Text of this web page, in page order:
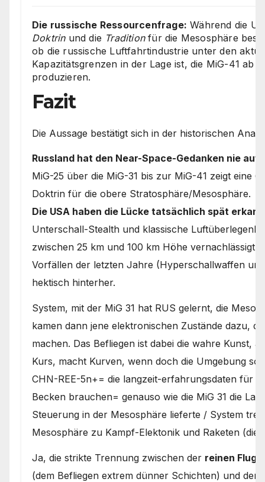
Die russische Ressourcenfrage: Während die
Doktrinund die Traditionfür die Mesosphäre
ob die russische Luftfahrtindustrie unter den
Kapazitätsgrenzen in der Lage ist, die MiG-41 ab
produzieren.
Fazit
Die Aussage bestätigt sich in der historischen
Russland hat den Near-Space-Gedanken nie
MiG-25 über die MiG-31 bis zur MiG-41 zeigt eine
Doktrin für die obere Stratosphäre/Mesosphäre.
Die USA haben die Lücke tatsächlich spät
Unterschall-Stealth und klassische
zwischen 25 km und 100 km Höhe vernachlässigt
Vorfällen der letzten Jahre (Hyperschallwaffen
hektisch hinterher.
System, mit der MiG 31 hat RUS gelernt, die
kamen dann jene elektronischen Zustände dazu,
machen. Das Befliegen ist dabei die wahre Kunst,
Kurs, macht Kurven, wenn doch die Umgebung so
CHN-REE-5n+= die langzeit-erfahrungsdaten für
Becken brauchen= genauso wie die MiG 31 die
Steuerung in der Mesosphäre lieferte / System
Mesosphäre zu Kampf-Elektonik und Raketen (die
Ja, die strikte Trennung zwischen der reinen
(dem Befliegen extrem dünner Schichten) und den